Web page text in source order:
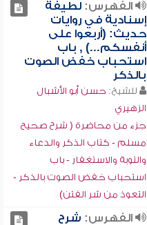
الفهرس:لطيفة
إسنادية في روايات
حديث: (أربعوا على
أنفسكم...) , باب
استحباب خفض الصوت
بالذكر
للشيخ: حسن أبو الأشبال
الزهيري
جزء من محاضرة ( شرح صحيح
مسلم - كتاب الذكر والدعاء
والتوبة والاستغفار - باب
استحباب خفض الصوت بالذكر -
التعوذ من شر الفتن)
الفهرس: شرح